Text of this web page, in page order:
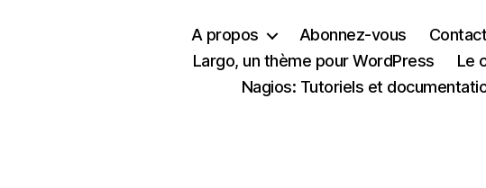
A propos Abonnez-vous Contact
Largo, un thème pour WordPress
Le
Nagios: Tutoriels et